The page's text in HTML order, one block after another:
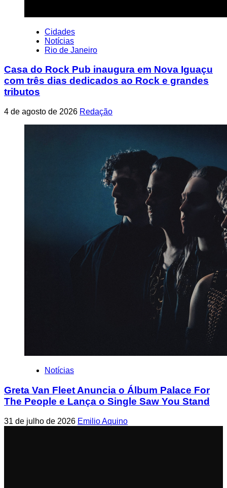
Cidades
Notícias
Rio de Janeiro
Casa do Rock Pub inaugura em Nova Iguaçu
com três dias dedicados ao Rock e grandes
tributos
4 de agosto de 2026 Redação
Notícias
Greta Van Fleet Anuncia o Álbum Palace For
The People e Lança o Single Saw You Stand
31 de julho de 2026 Emilio Aquino